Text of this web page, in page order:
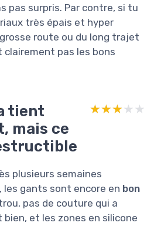
pas surpris. Par contre, si tu
très épais et hyper
route ou du long trajet
pas les bons
tient
mais ce
★★★★★
★★★★★
plusieurs semaines
les gants sont encore en bon
pas de couture qui a
et les zones en silicone